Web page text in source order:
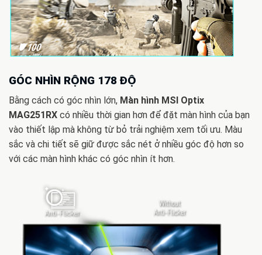
GÓC NHÌN RỘNG 178 ĐỘ
Bằng cách có góc nhìn lớn, Màn hình MSI Optix
MAG251RX có nhiều thời gian hơn để đặt màn hình của bạn
vào thiết lập mà không từ bỏ trải nghiệm xem tối ưu. Màu
sắc và chi tiết sẽ giữ được sắc nét ở nhiều góc độ hơn so
với các màn hình khác có góc nhìn ít hơn.